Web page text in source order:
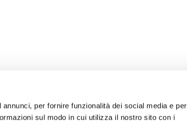
per fornire funzionalità dei social media e per
sul modo in cui utilizza il nostro sito con i